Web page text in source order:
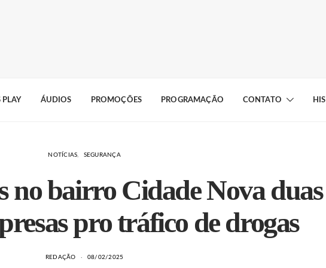
PLAY ÁUDIOS PROMOÇÕES PROGRAMAÇÃO CONTATO
NOTÍCIAS SEGURANÇA
no bairro Cidade Nova duas
pro tráfico de drogas
REDAÇÃO 08/02/2025